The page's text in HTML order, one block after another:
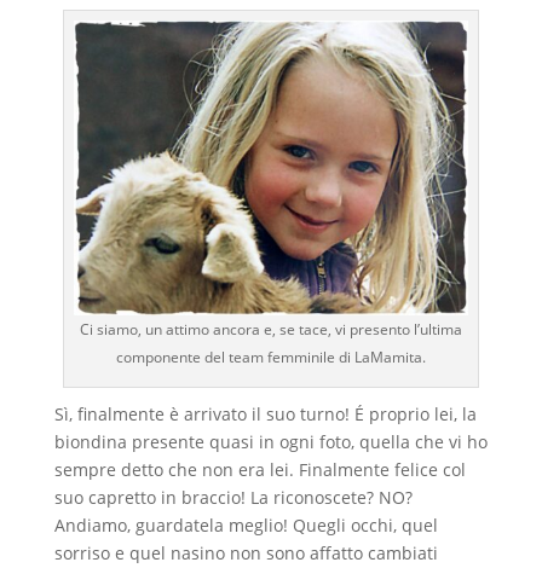
Ci siamo, un attimo ancora e, se tace, vi presento l’ultima
componente del team femminile di LaMamita.
Sì, finalmente è arrivato il suo turno! É proprio lei, la
biondina presente quasi in ogni foto, quella che vi ho
sempre detto che non era lei. Finalmente felice col
suo capretto in braccio! La riconoscete? NO?
Andiamo, guardatela meglio! Quegli occhi, quel
sorriso e quel nasino non sono affatto cambiati